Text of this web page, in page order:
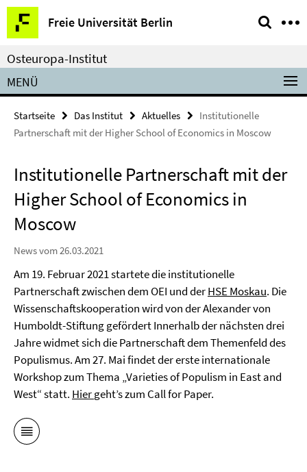
Springe
direkt
zu
Inhalt
Freie Universität Berlin
Service-
Navigation
Osteuropa-Institut
MENÜ
Startseite Das Institut Aktuelles
Institutionelle
Partnerschaft mit der Higher School of Economics in Moscow
Institutionelle Partnerschaft mit der
Higher School of Economics in
Moscow
News vom 26.03.2021
Am 19. Februar 2021 startete die institutionelle
Partnerschaft zwischen dem OEI und derHSE Moskau. Die
Wissenschaftskooperation wird von der Alexander von
Humboldt-Stiftung gefördert Innerhalb der nächsten drei
Jahre widmet sich die Partnerschaft dem Themenfeld des
Populismus. Am 27. Mai findet der erste internationale
Workshop zum Thema „Varieties of Populism in East and
West“ statt. Hiergeht’s zum Call for Paper.